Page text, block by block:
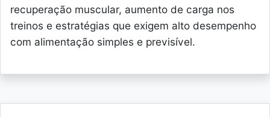
recuperação muscular, aumento de carga nos
treinos e estratégias que exigem alto desempenho
com alimentação simples e previsível.